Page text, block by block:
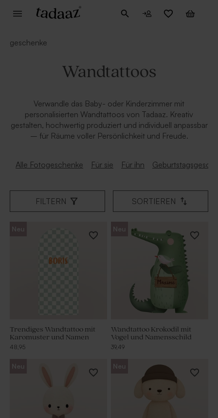
geschenke
Wandtattoos
Verwandle das Baby- oder Kinderzimmer mit
personalisierten Wandtattoos von Tadaaz. Kreativ
gestalten, hochwertig produziert und individuell anpassbar
– für Räume voller Persönlichkeit und Freude.
Alle Fotogeschenke Für sie Für ihn
FILTERN SORTIEREN
Neu
Trendiges Wandtattoo mit
Karomuster und Namen
48,95
Neu
Wandtattoo Krokodil mit
Vogel und Namensschild
39,49
Neu Neu